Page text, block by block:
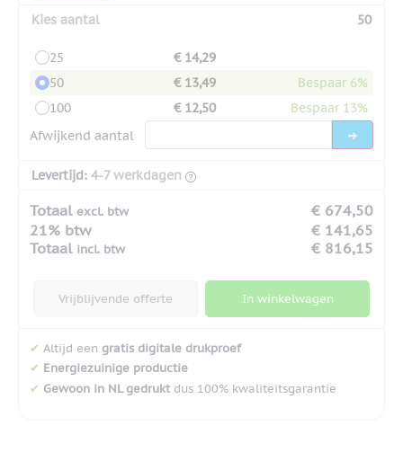
Kies aantal 50
25
€ 14,29
50
€ 13,49
Bespaar 6%
100
€ 12,50
Bespaar 13%
Afwijkend aantal
Levertijd: 4-7 werkdagen
Totaal excl. btw
€ 674,50
21% btw
€ 141,65
Totaal incl. btw € 816,15
Vrijblijvende offerte In winkelwagen
✔ Altijd een gratis digitale drukproef
✔ Energiezuinige productie
✔ Gewoon in NL gedruktdus 100% kwaliteitsgarantie